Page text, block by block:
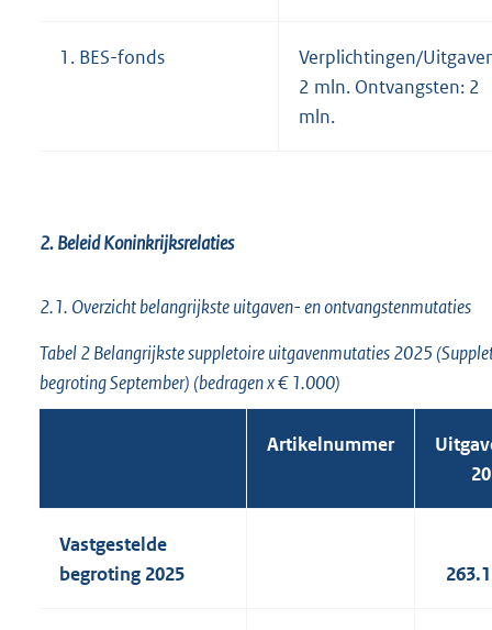
1. BES-fonds
Verplichtingen/
2 mln. Ontvangsten: 2
mln.
2. Beleid Koninkrijksrelaties
2.1. Overzicht belangrijkste uitgaven- en ontvangstenmutaties
Tabel 2 Belangrijkste suppletoire uitgavenmutaties 2025
begroting September) (bedragen x € 1.000)
Artikelnummer
Vastgestelde
begroting 2025